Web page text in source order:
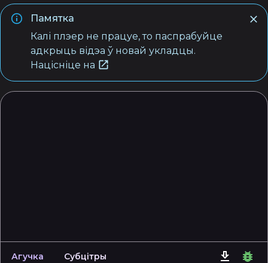
Памятка
Калі плэер не працуе, то паспрабуйце
адкрыць відэа ў новай укладцы.
Націсніце на
Агучка Субцітры